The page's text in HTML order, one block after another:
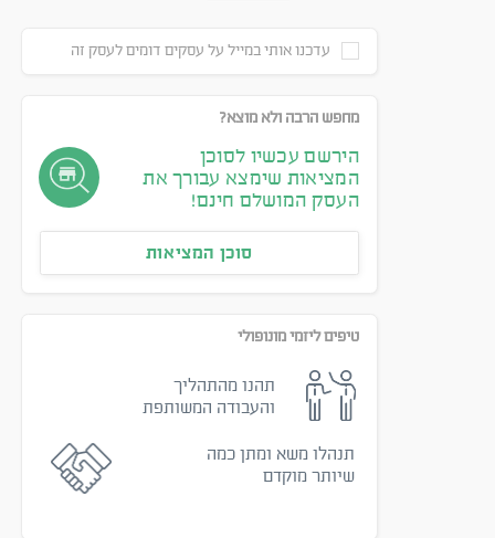
עדכנו אותי במייל על עסקים דומים לעסק זה
מחפש הרבה ולא מוצא?
הירשם עכשיו לסוכן
המציאות שימצא עבורך את
העסק המושלם חינם!
סוכן המציאות
טיפים ליזמי מונופולי
תהנו מהתהליך
והעבודה המשותפת
תנהלו משא ומתן כמה
שיותר מוקדם